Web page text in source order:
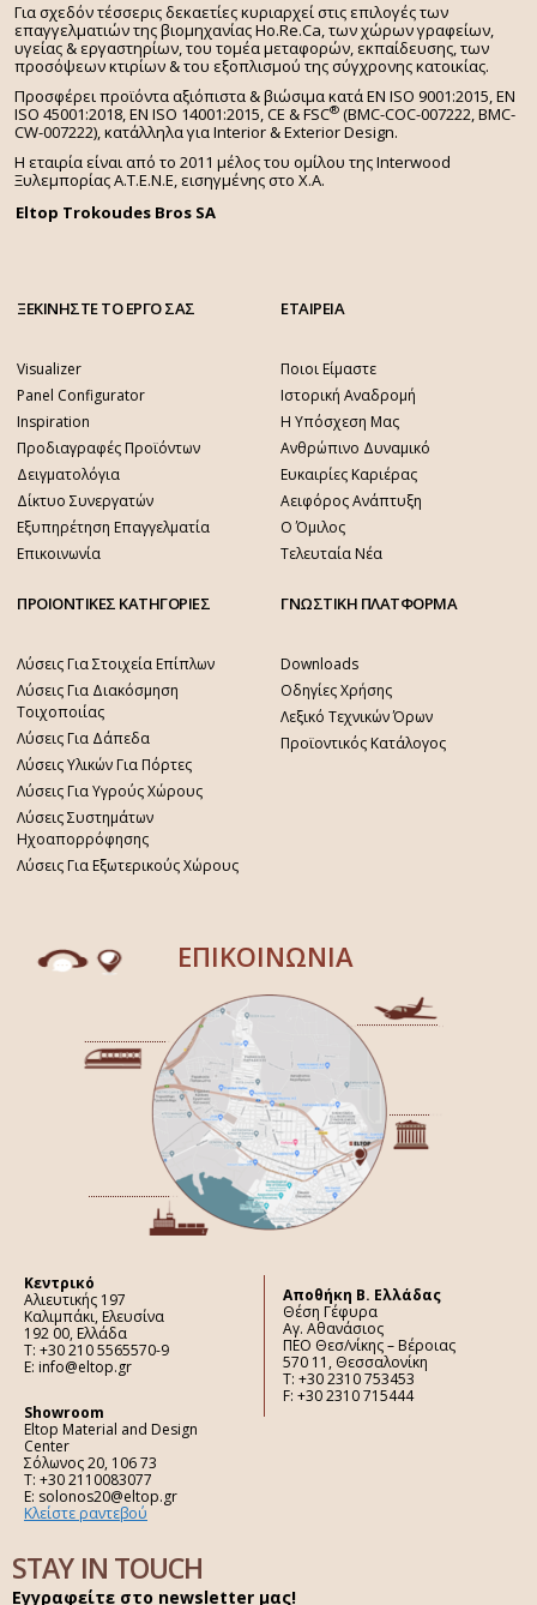
Για σχεδόν τέσσερις δεκαετίες κυριαρχεί στις επιλογές των
επαγγελματιών της βιομηχανίας Ho.Re.Ca, των χώρων γραφείων,
υγείας & εργαστηρίων, του τομέα μεταφορών, εκπαίδευσης, των
προσόψεων κτιρίων & του εξοπλισμού της σύγχρονης κατοικίας.
Προσφέρει προϊόντα αξιόπιστα & βιώσιμα κατά EN ISO 9001:2015, EN
ISO 45001:2018, EN ISO 14001:2015,CE & FSC® (BMC-COC-007222, BMC-
CW-007222), κατάλληλα για Interior & Exterior Design.
Η εταιρία είναι από το 2011 μέλος του ομίλου της Interwood
Ξυλεμπορίας Α.Τ.Ε.Ν.Ε, εισηγμένης στο Χ.A.
Eltop Trokoudes Bros SA
ΞΕΚΙΝΗΣΤΕ ΤΟ ΕΡΓΟ ΣΑΣ
Visualizer
Panel Configurator
Inspiration
Προδιαγραφές Προϊόντων
Δειγματολόγια
Δίκτυο Συνεργατών
Εξυπηρέτηση Επαγγελματία
Επικοινωνία
ΕΤΑΙΡΕΙΑ
Ποιοι Είμαστε
Ιστορική Αναδρομή
Η Υπόσχεση Μας
Ανθρώπινο Δυναμικό
Ευκαιρίες Καριέρας
Αειφόρος Ανάπτυξη
Ο Όμιλος
Τελευταία Νέα
ΠΡΟΙΟΝΤΙΚΕΣ ΚΑΤΗΓΟΡΙΕΣ
Λύσεις Για Στοιχεία Επίπλων
Λύσεις Για Διακόσμηση
Τοιχοποιίας
Λύσεις Για Δάπεδα
Λύσεις Υλικών Για Πόρτες
Λύσεις Για Υγρούς Χώρους
Λύσεις Συστημάτων
Ηχοαπορρόφησης
Λύσεις Για Εξωτερικούς Χώρους
ΓΝΩΣΤΙΚΗ ΠΛΑΤΦΟΡΜΑ
Downloads
Οδηγίες Χρήσης
Λεξικό Τεχνικών Όρων
Προϊοντικός Κατάλογος
ΕΠΙΚΟΙΝΩΝΙΑ
Κεντρικό
Αλιευτικής 197
Καλιμπάκι, Ελευσίνα
192 00, Ελλάδα
Τ: +30 210 5565570-9
E: info@eltop.gr
Showroom
Eltop Material and Design
Center
Σόλωνος 20, 106 73
Τ: +30 2110083077
E: solonos20@eltop.gr
Κλείστε ραντεβού
Aποθήκη Β. Ελλάδας
Θέση Γέφυρα
Αγ. Αθανάσιος
ΠΕΟ Θεσ/νίκης – Βέροιας
570 11, Θεσσαλονίκη
Τ: +30 2310 753453
F: +30 2310 715444
STAY IN TOUCH
Εγγραφείτε στο newsletter μας!